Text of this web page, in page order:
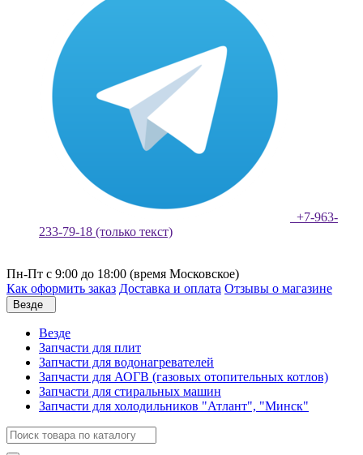
+7-963-
233-79-18 (только текст)
Пн-Пт с 9:00 до 18:00 (время Московское)
Как оформить заказ Доставка и оплата Отзывы о магазине
Везде
Везде
Запчасти для плит
Запчасти для водонагревателей
Запчасти для АОГВ (газовых отопительных котлов)
Запчасти для стиральных машин
Запчасти для холодильников "Атлант", "Минск"